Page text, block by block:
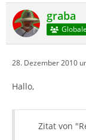
graba
28. Dezember 2010
Hallo,
Zitat von